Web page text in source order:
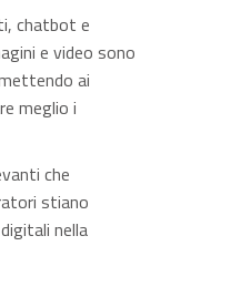
chatbot e
e video sono
ai
meglio i
che
stiano
nella